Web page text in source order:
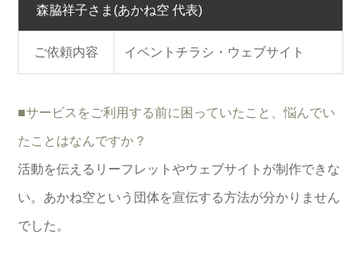
森脇祥子さま (あかね空 代表)
ご依頼内容 イベントチラシ・ウェブサイト
■サービスをご利用する前に困っていたこと、悩んでい
たことはなんですか？
活動を伝えるリーフレットやウェブサイトが制作できな
い。あかね空という団体を宣伝する方法が分かりません
でした。